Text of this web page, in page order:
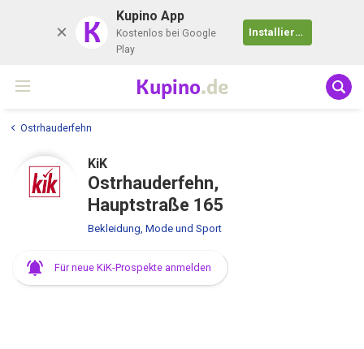
K Kupino App
Kostenlos bei Google
Play
Installieren
Kupino.de
Ostrhauderfehn
KiK
Ostrhauderfehn,
Hauptstraße 165
Bekleidung, Mode und Sport
Für neue KiK-Prospekte anmelden